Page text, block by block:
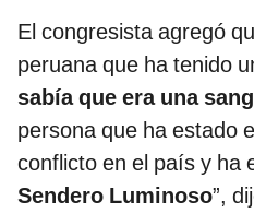
El congresista agregó
peruana que ha tenido
sabía que era una
persona que ha estado
conflicto en el país y ha
Sendero Luminoso”,